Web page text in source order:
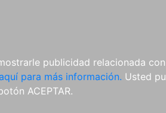
publicidad relacionada
para más información. Usted
ACEPTAR.
REVISTAS
CDS Y
DVDS
MATERIAL